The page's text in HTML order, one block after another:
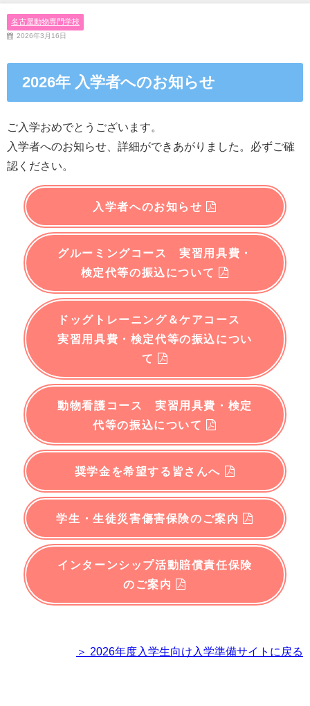
名古屋動物専門学校
2026年3月16日
2026年 入学者へのお知らせ
ご入学おめでとうございます。
入学者へのお知らせ、詳細ができあがりました。必ずご確
認ください。
入学者へのお知らせ
グルーミングコース 実習用具費・
検定代等の振込について
ドッグトレーニング＆ケアコース
実習用具費・検定代等の振込につい
て
動物看護コース 実習用具費・検定
代等の振込について
奨学金を希望する皆さんへ
学生・生徒災害傷害保険のご案内
インターンシップ活動賠償責任保険
のご案内
＞ 2026年度入学生向け入学準備サイトに戻る